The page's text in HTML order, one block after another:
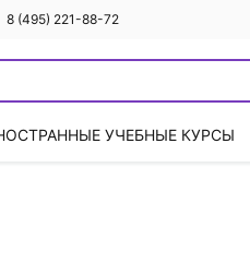
8 (495) 221-88-72
УЧЕБНЫЕ КУРСЫ